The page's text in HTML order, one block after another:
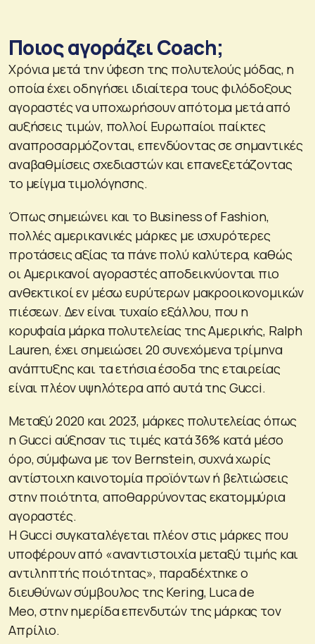
Ποιος αγοράζει Coach;
Χρόνια μετά την ύφεση της πολυτελούς μόδας, η
οποία έχει οδηγήσει ιδιαίτερα τους φιλόδοξους
αγοραστές να υποχωρήσουν απότομα μετά από
αυξήσεις τιμών, πολλοί Ευρωπαίοι παίκτες
αναπροσαρμόζονται, επενδύοντας σε σημαντικές
αναβαθμίσεις σχεδιαστών και επανεξετάζοντας
το μείγμα τιμολόγησης.
Όπως σημειώνει και το Business of Fashion,
πολλές αμερικανικές μάρκες με ισχυρότερες
προτάσεις αξίας τα πάνε πολύ καλύτερα, καθώς
οι Αμερικανοί αγοραστές αποδεικνύονται πιο
ανθεκτικοί εν μέσω ευρύτερων μακροοικονομικών
πιέσεων. Δεν είναι τυχαίο εξάλλου, που η
κορυφαία μάρκα πολυτελείας της Αμερικής, Ralph
Lauren, έχει σημειώσει 20 συνεχόμενα τρίμηνα
ανάπτυξης και τα ετήσια έσοδα της εταιρείας
είναι πλέον υψηλότερα από αυτά της Gucci.
Μεταξύ 2020 και 2023, μάρκες πολυτελείας όπως
η Gucci αύξησαν τις τιμές κατά 36% κατά μέσο
όρο, σύμφωνα με τον Bernstein, συχνά χωρίς
αντίστοιχη καινοτομία προϊόντων ή βελτιώσεις
στην ποιότητα, αποθαρρύνοντας εκατομμύρια
αγοραστές.
Η Gucci συγκαταλέγεται πλέον στις μάρκες που
υποφέρουν από «αναντιστοιχία μεταξύ τιμής και
αντιληπτής ποιότητας», παραδέχτηκε ο
διευθύνων σύμβουλος της Kering, Luca de
Meo, στην ημερίδα επενδυτών της μάρκας τον
Απρίλιο.